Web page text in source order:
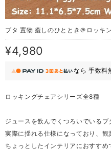
ブタ 置物 癒しのひととき＠ロッキ
¥4,980
なら 手数料
ロッキングチェアシリーズ全8種
ジュースを飲んでくつろいでいるブ
実際に揺れる仕様になっており、観
ちょっとしたインテリアにおすすめ